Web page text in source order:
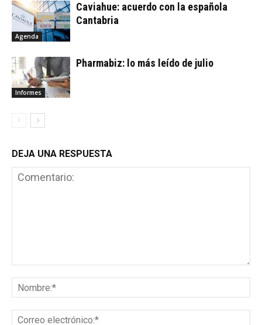
Agenda
Caviahue: acuerdo con la española
Cantabria
Informes
Pharmabiz: lo más leído de julio
DEJA UNA RESPUESTA